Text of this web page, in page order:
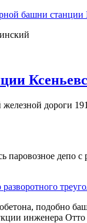
дороги
паровозное депо
подобно
инженера